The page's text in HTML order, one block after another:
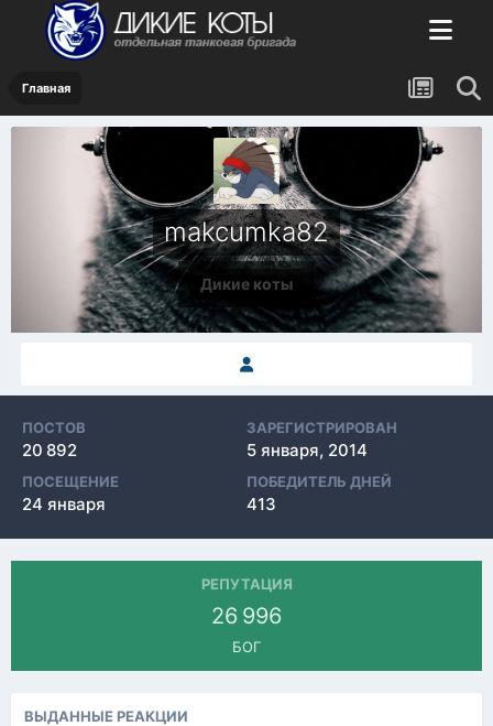
Главная
makcumka82
Дикие коты
ПОСТОВ
20 892
ЗАРЕГИСТРИРОВАН
5 января, 2014
ПОСЕЩЕНИЕ
24 января
ПОБЕДИТЕЛЬ ДНЕЙ
413
РЕПУТАЦИЯ
26 996
БОГ
ВЫДАННЫЕ РЕАКЦИИ